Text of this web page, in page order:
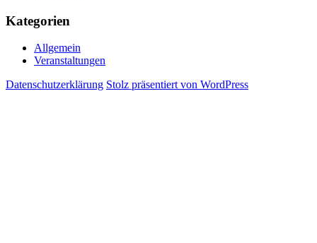
Kategorien
Allgemein
Veranstaltungen
Datenschutzerklärung Stolz präsentiert von WordPress